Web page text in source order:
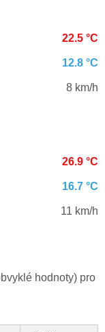
22.5 °C
12.8 °C
8 km/h
26.9 °C
16.7 °C
11 km/h
hodnoty) pro